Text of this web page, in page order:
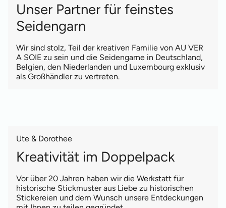
Unser Partner für feinstes
Seidengarn
Wir sind stolz, Teil der kreativen Familie von AU VER
A SOIE zu sein und die Seidengarne in Deutschland,
Belgien, den Niederlanden und Luxembourg exklusiv
als Großhändler zu vertreten.
Ute & Dorothee
Kreativität im Doppelpack
Vor über 20 Jahren haben wir die Werkstatt für
historische Stickmuster aus Liebe zu historischen
Stickereien und dem Wunsch unsere Entdeckungen